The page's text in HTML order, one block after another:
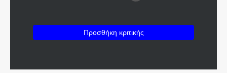
Προσθήκη κριτικής